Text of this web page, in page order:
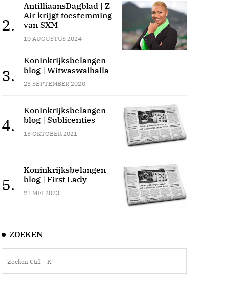
2.
AntilliaansDagblad | Z
Air krijgt toestemming
van SXM
10 AUGUSTUS 2024
3.
Koninkrijksbelangen
blog | Witwaswalhalla
23 SEPTEMBER 2020
4.
Koninkrijksbelangen
blog | Sublicenties
13 OKTOBER 2021
5.
Koninkrijksbelangen
blog | First Lady
21 MEI 2023
ZOEKEN